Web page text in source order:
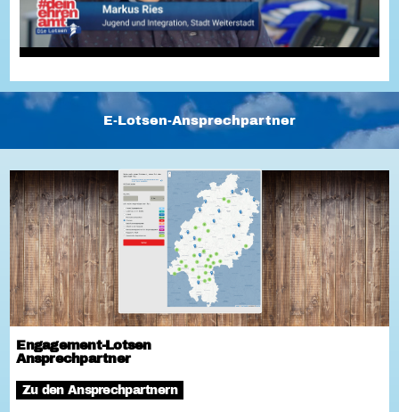
Suche
Downloads
Kontakt
Impressum
Barriere melden
E-Lotsen-Ansprechpartner
Engagement-Lotsen
Ansprechpartner
Zu den Ansprechpartnern